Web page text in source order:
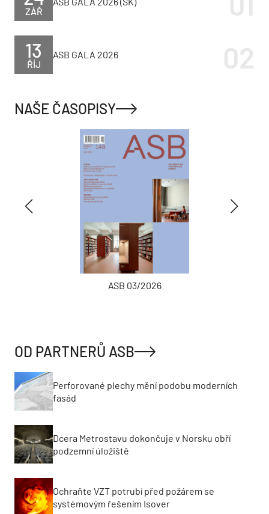
ZÁŘ
ŘÍJ
13 ASB GALA 2026
NAŠE ČASOPISY
ASB 03/2026
OD PARTNERŮ ASB
Perforované plechy mění podobu moderních
fasád
Dcera Metrostavu dokončuje v Norsku obří
podzemní úložiště
Ochraňte VZT potrubí před požárem se
systémovým řešením Isover